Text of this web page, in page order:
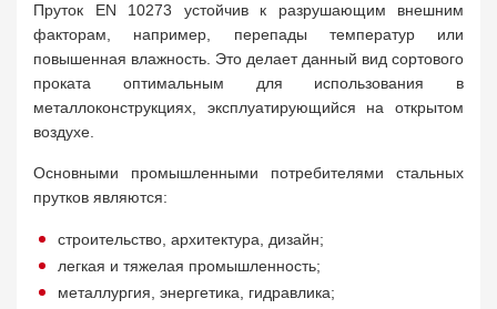
Пруток EN 10273 устойчив к разрушающим внешним
факторам, например, перепады температур или
повышенная влажность. Это делает данный вид сортового
проката оптимальным для использования в
металлоконструкциях, эксплуатирующийся на открытом
воздухе.
Основными промышленными потребителями стальных
прутков являются:
строительство, архитектура, дизайн;
легкая и тяжелая промышленность;
металлургия, энергетика, гидравлика;